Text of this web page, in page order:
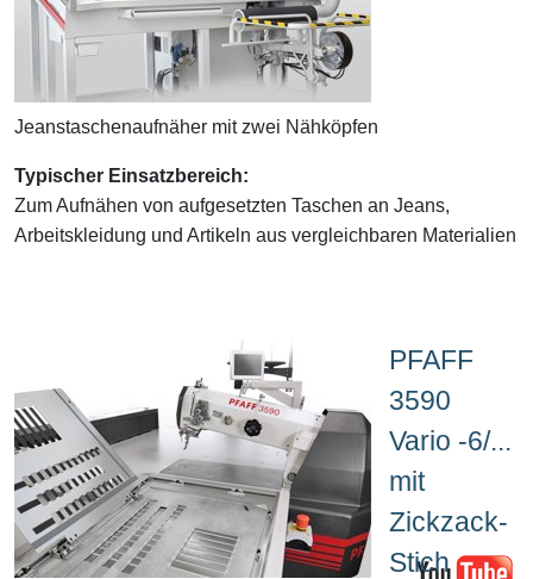
Jeanstaschenaufnäher mit zwei Nähköpfen
Typischer Einsatzbereich:
Zum Aufnähen von aufgesetzten Taschen an Jeans,
Arbeitskleidung und Artikeln aus vergleichbaren Materialien
PFAFF
3590
Vario -6/...
mit
Zickzack-
Stich